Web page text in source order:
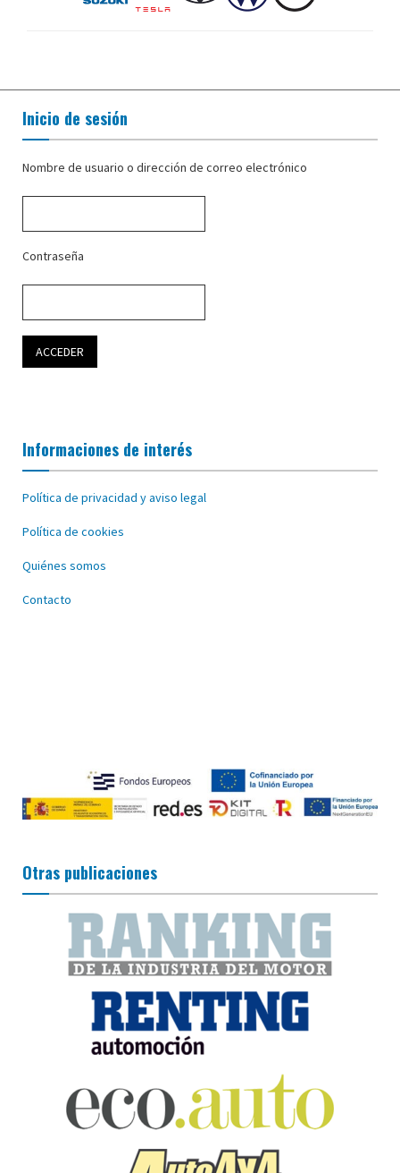
Inicio de sesión
Nombre de usuario o dirección de correo electrónico
Contraseña
Informaciones de interés
Política de privacidad y aviso legal
Política de cookies
Quiénes somos
Contacto
Otras publicaciones